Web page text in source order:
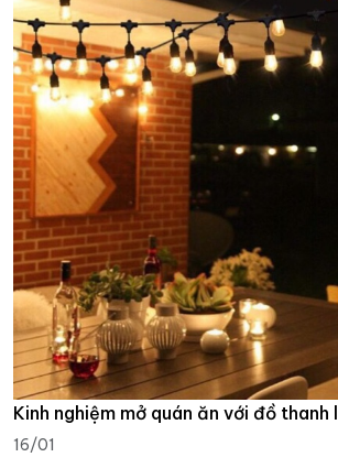
Kinh nghiệm mở quán ăn với đồ thanh
16/01